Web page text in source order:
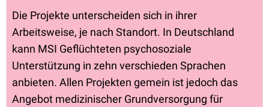
Die Projekte unterscheiden sich in ihrer
Arbeitsweise, je nach Standort. In Deutschland
kann MSI Geflüchteten psychosoziale
Unterstützung in zehn verschieden Sprachen
anbieten. Allen Projekten gemein ist jedoch das
Angebot medizinischer Grundversorgung für